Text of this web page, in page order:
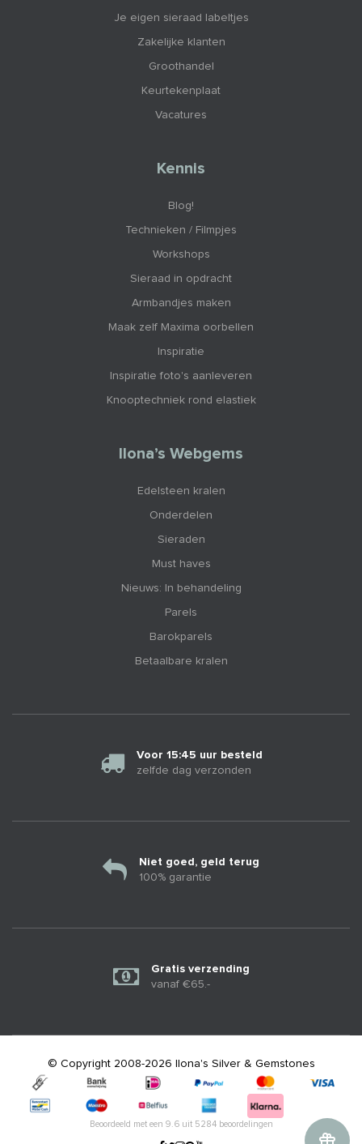
Je eigen sieraad labeltjes
Zakelijke klanten
Groothandel
Keurtekenplaat
Vacatures
Kennis
Blog!
Technieken / Filmpjes
Workshops
Sieraad in opdracht
Armbandjes maken
Maak zelf Maxima oorbellen
Inspiratie
Inspiratie foto's aanleveren
Knooptechniek rond elastiek
Ilona’s Webgems
Edelsteen kralen
Onderdelen
Sieraden
Must haves
Nieuws: In behandeling
Parels
Barokparels
Betaalbare kralen
Voor 15:45 uur besteld
zelfde dag verzonden
Niet goed, geld terug
100% garantie
Gratis verzending
vanaf €65.-
© Copyright 2008-2026 Ilona's Silver & Gemstones
Beoordeeld met een 9.6uit 5284beoordelingen